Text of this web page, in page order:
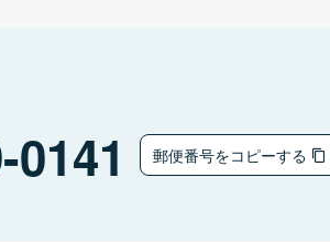
0141 郵便番号をコピーする